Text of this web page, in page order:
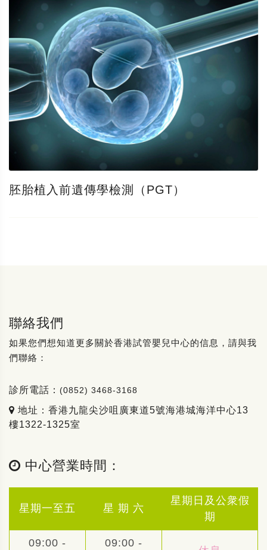
胚胎植入前遺傳學檢測（PGT）
聯絡我們
如果您們想知道更多關於香港試管嬰兒中心的信息，請與我
們聯絡：
診所電話： (0852) 3468-3168
地址：香港九龍尖沙咀廣東道5號海港城海洋中心13
樓1322-1325室
中心營業時間：
星期一至五 星 期 六
星期日及公衆假
期
09:00 - 09:00 -